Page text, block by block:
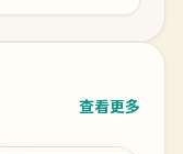
查看更多